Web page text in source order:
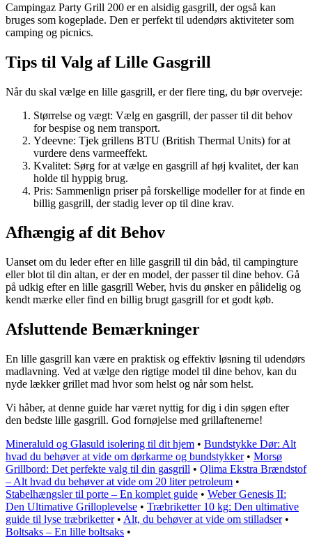
Campingaz Party Grill 200 er en alsidig gasgrill, der også kan
bruges som kogeplade. Den er perfekt til udendørs aktiviteter som
camping og picnics.
Tips til Valg af Lille Gasgrill
Når du skal vælge en lille gasgrill, er der flere ting, du bør overveje:
Størrelse og vægt: Vælg en gasgrill, der passer til dit behov
for bespise og nem transport.
Ydeevne: Tjek grillens BTU (British Thermal Units) for at
vurdere dens varmeeffekt.
Kvalitet: Sørg for at vælge en gasgrill af høj kvalitet, der kan
holde til hyppig brug.
Pris: Sammenlign priser på forskellige modeller for at finde en
billig gasgrill, der stadig lever op til dine krav.
Afhængig af dit Behov
Uanset om du leder efter en lille gasgrill til din båd, til campingture
eller blot til din altan, er der en model, der passer til dine behov. Gå
på udkig efter en lille gasgrill Weber, hvis du ønsker en pålidelig og
kendt mærke eller find en billig brugt gasgrill for et godt køb.
Afsluttende Bemærkninger
En lille gasgrill kan være en praktisk og effektiv løsning til udendørs
madlavning. Ved at vælge den rigtige model til dine behov, kan du
nyde lækker grillet mad hvor som helst og når som helst.
Vi håber, at denne guide har været nyttig for dig i din søgen efter
den bedste lille gasgrill. God fornøjelse med grillaftenerne!
Mineraluld og Glasuld isolering til dit hjem • Bundstykke Dør: Alt
hvad du behøver at vide om dørkarme og bundstykker• Morsø
Grillbord: Det perfekte valg til din gasgrill • Qlima Ekstra Brændstof
– Alt hvad du behøver at vide om 20 liter petroleum •
Stabelhængsler til porte – En komplet guide • Weber Genesis II:
Den Ultimative Grilloplevelse • Træbriketter 10 kg: Den ultimative
guide til lyse træbriketter• Alt, du behøver at vide om stilladser•
Boltsaks – En lille boltsaks •